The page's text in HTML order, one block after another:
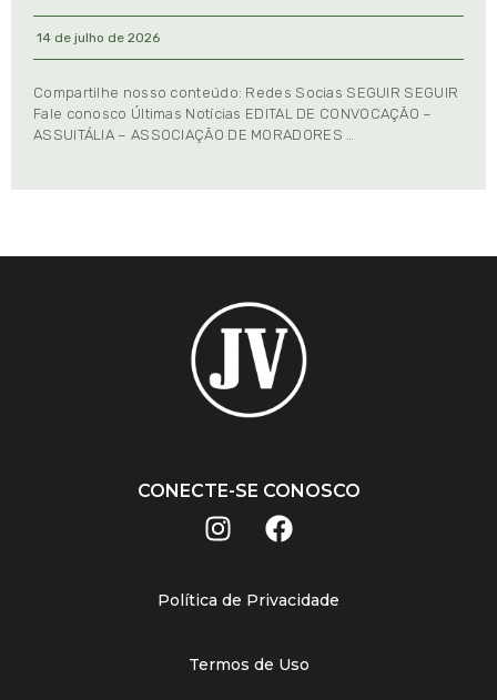
14 de julho de 2026
Compartilhe nosso conteúdo: Redes Socias SEGUIR SEGUIR
Fale conosco Últimas Notícias EDITAL DE CONVOCAÇÃO –
ASSUITÁLIA – ASSOCIAÇÃO DE MORADORES …
CONECTE-SE CONOSCO
Política de Privacidade
Termos de Uso